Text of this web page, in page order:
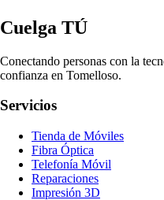
Cuelga TÚ
Conectando personas con la
confianza en Tomelloso.
Servicios
Tienda de Móviles
Fibra Óptica
Telefonía Móvil
Reparaciones
Impresión 3D